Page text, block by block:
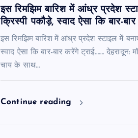
इस रिमझिम बारिश में आंध्र प्रदेश
क्रिस्पी पकौड़े, स्वाद ऐसा कि बार-
इस रिमझिम बारिश में आंध्र प्रदेश स्टाइल में
स्वाद ऐसा कि बार-बार करेंगे ट्राई……. देहरादून:
चाय के साथ…
Continue reading